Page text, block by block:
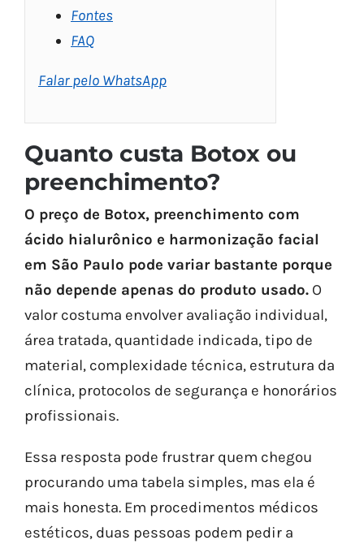
Fontes
FAQ
Falar pelo WhatsApp
Quanto custa Botox ou
preenchimento?
O preço de Botox, preenchimento com
ácido hialurônico e harmonização facial
em São Paulo pode variar bastante porque
não depende apenas do produto usado. O
valor costuma envolver avaliação individual,
área tratada, quantidade indicada, tipo de
material, complexidade técnica, estrutura da
clínica, protocolos de segurança e honorários
profissionais.
Essa resposta pode frustrar quem chegou
procurando uma tabela simples, mas ela é
mais honesta. Em procedimentos médicos
estéticos, duas pessoas podem pedir a